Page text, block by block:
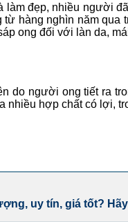
làm đẹp, nhiều người
hàng nghìn năm qua
ong đối với làn da,
do người ong tiết ra
nhiều hợp chất có lợi,
uy tín, giá tốt?